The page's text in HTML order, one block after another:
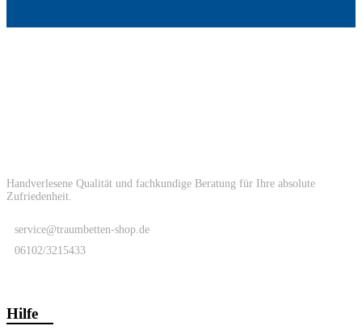
Handverlesene Qualität und fachkundige Beratung für Ihre absolute
Zufriedenheit.
service@traumbetten-shop.de
06102/3215433
Hilfe